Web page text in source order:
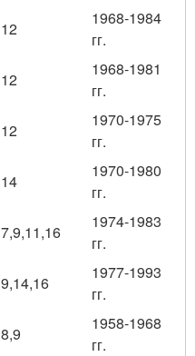
12
1968-1984
гг.
12
1968-1981
гг.
12
1970-1975
гг.
14
1970-1980
гг.
7,9,11,16
1974-1983
гг.
9,14,16
1977-1993
гг.
8,9
1958-1968
гг.